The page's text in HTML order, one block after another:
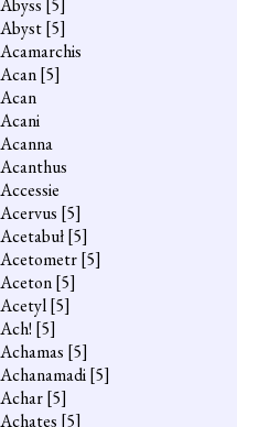
Abyss [5]
Abyst[5]
Acamarchis
Acan[5]
Acan
Acani
Acanna
Acanthus
Accessie
Acervus [5]
Acetabuł[5]
Acetometr[5]
Aceton[5]
Acetyl[5]
Ach! [5]
Achamas [5]
Achanamadi[5]
Achar[5]
Achates [5]